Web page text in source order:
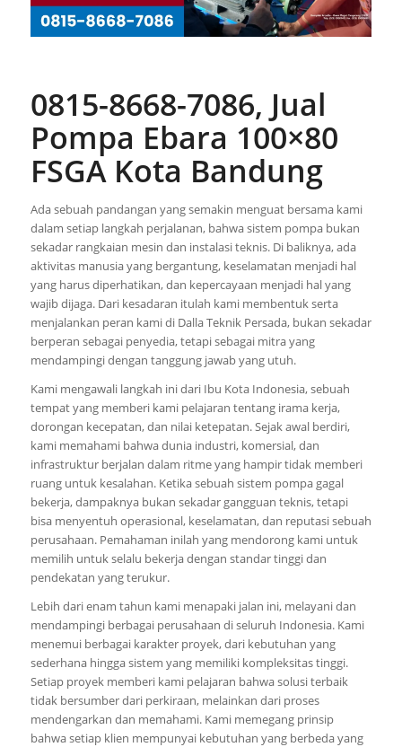
0815-8668-7086, Jual
Pompa Ebara 100×80
FSGA Kota Bandung
Ada sebuah pandangan yang semakin menguat bersama kami
dalam setiap langkah perjalanan, bahwa sistem pompa bukan
sekadar rangkaian mesin dan instalasi teknis. Di baliknya, ada
aktivitas manusia yang bergantung, keselamatan menjadi hal
yang harus diperhatikan, dan kepercayaan menjadi hal yang
wajib dijaga. Dari kesadaran itulah kami membentuk serta
menjalankan peran kami di Dalla Teknik Persada, bukan sekadar
berperan sebagai penyedia, tetapi sebagai mitra yang
mendampingi dengan tanggung jawab yang utuh.
Kami mengawali langkah ini dari Ibu Kota Indonesia, sebuah
tempat yang memberi kami pelajaran tentang irama kerja,
dorongan kecepatan, dan nilai ketepatan. Sejak awal berdiri,
kami memahami bahwa dunia industri, komersial, dan
infrastruktur berjalan dalam ritme yang hampir tidak memberi
ruang untuk kesalahan. Ketika sebuah sistem pompa gagal
bekerja, dampaknya bukan sekadar gangguan teknis, tetapi
bisa menyentuh operasional, keselamatan, dan reputasi sebuah
perusahaan. Pemahaman inilah yang mendorong kami untuk
memilih untuk selalu bekerja dengan standar tinggi dan
pendekatan yang terukur.
Lebih dari enam tahun kami menapaki jalan ini, melayani dan
mendampingi berbagai perusahaan di seluruh Indonesia. Kami
menemui berbagai karakter proyek, dari kebutuhan yang
sederhana hingga sistem yang memiliki kompleksitas tinggi.
Setiap proyek memberi kami pelajaran bahwa solusi terbaik
tidak bersumber dari perkiraan, melainkan dari proses
mendengarkan dan memahami. Kami memegang prinsip
bahwa setiap klien mempunyai kebutuhan yang berbeda yang